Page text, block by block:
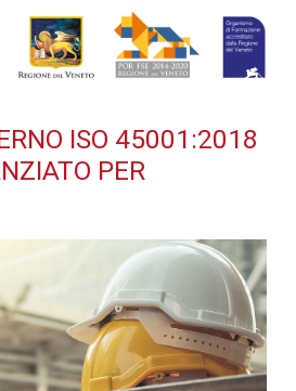
- Corso
occupati -
ISO 45001:2018
PER